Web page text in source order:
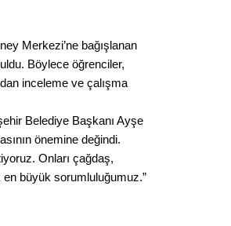
Merkezi’ne bağışlanan
Böylece öğrenciler,
inceleme ve çalışma
Belediye Başkanı Ayşe
önemine değindi.
Onları çağdaş,
büyük sorumluluğumuz.”